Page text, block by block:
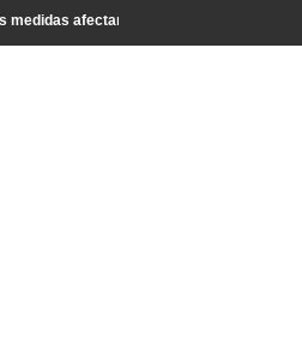
medidas afectan a turistas y residentes